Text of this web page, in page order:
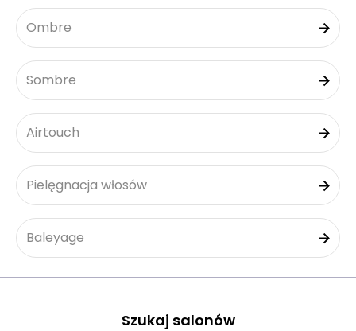
Ombre
Sombre
Airtouch
Pielęgnacja włosów
Baleyage
Szukaj salonów